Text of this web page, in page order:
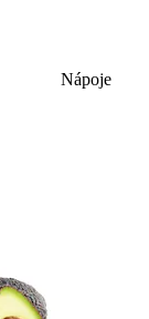
Nápoje